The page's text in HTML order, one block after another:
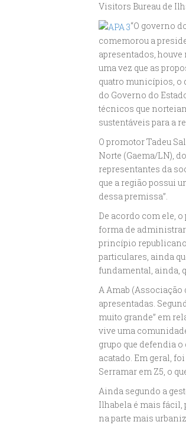
Visitors Bureau de
“O governo
comemorou a
apresentados,
uma vez que as
quatro municípios, o
do Governo do
técnicos que
sustentáveis para a
O promotor Tadeu
Norte (Gaema/LN),
representantes da
que a região possui
dessa premissa”.
De acordo com ele,
forma de administrar
princípio
particulares, ainda
fundamental, ainda,
A Amab
apresentadas.
muito grande” em
vive uma
grupo que defendia
acatado. Em geral,
Serramar em Z5, o
Ainda segundo a
Ilhabela é mais fácil,
na parte mais